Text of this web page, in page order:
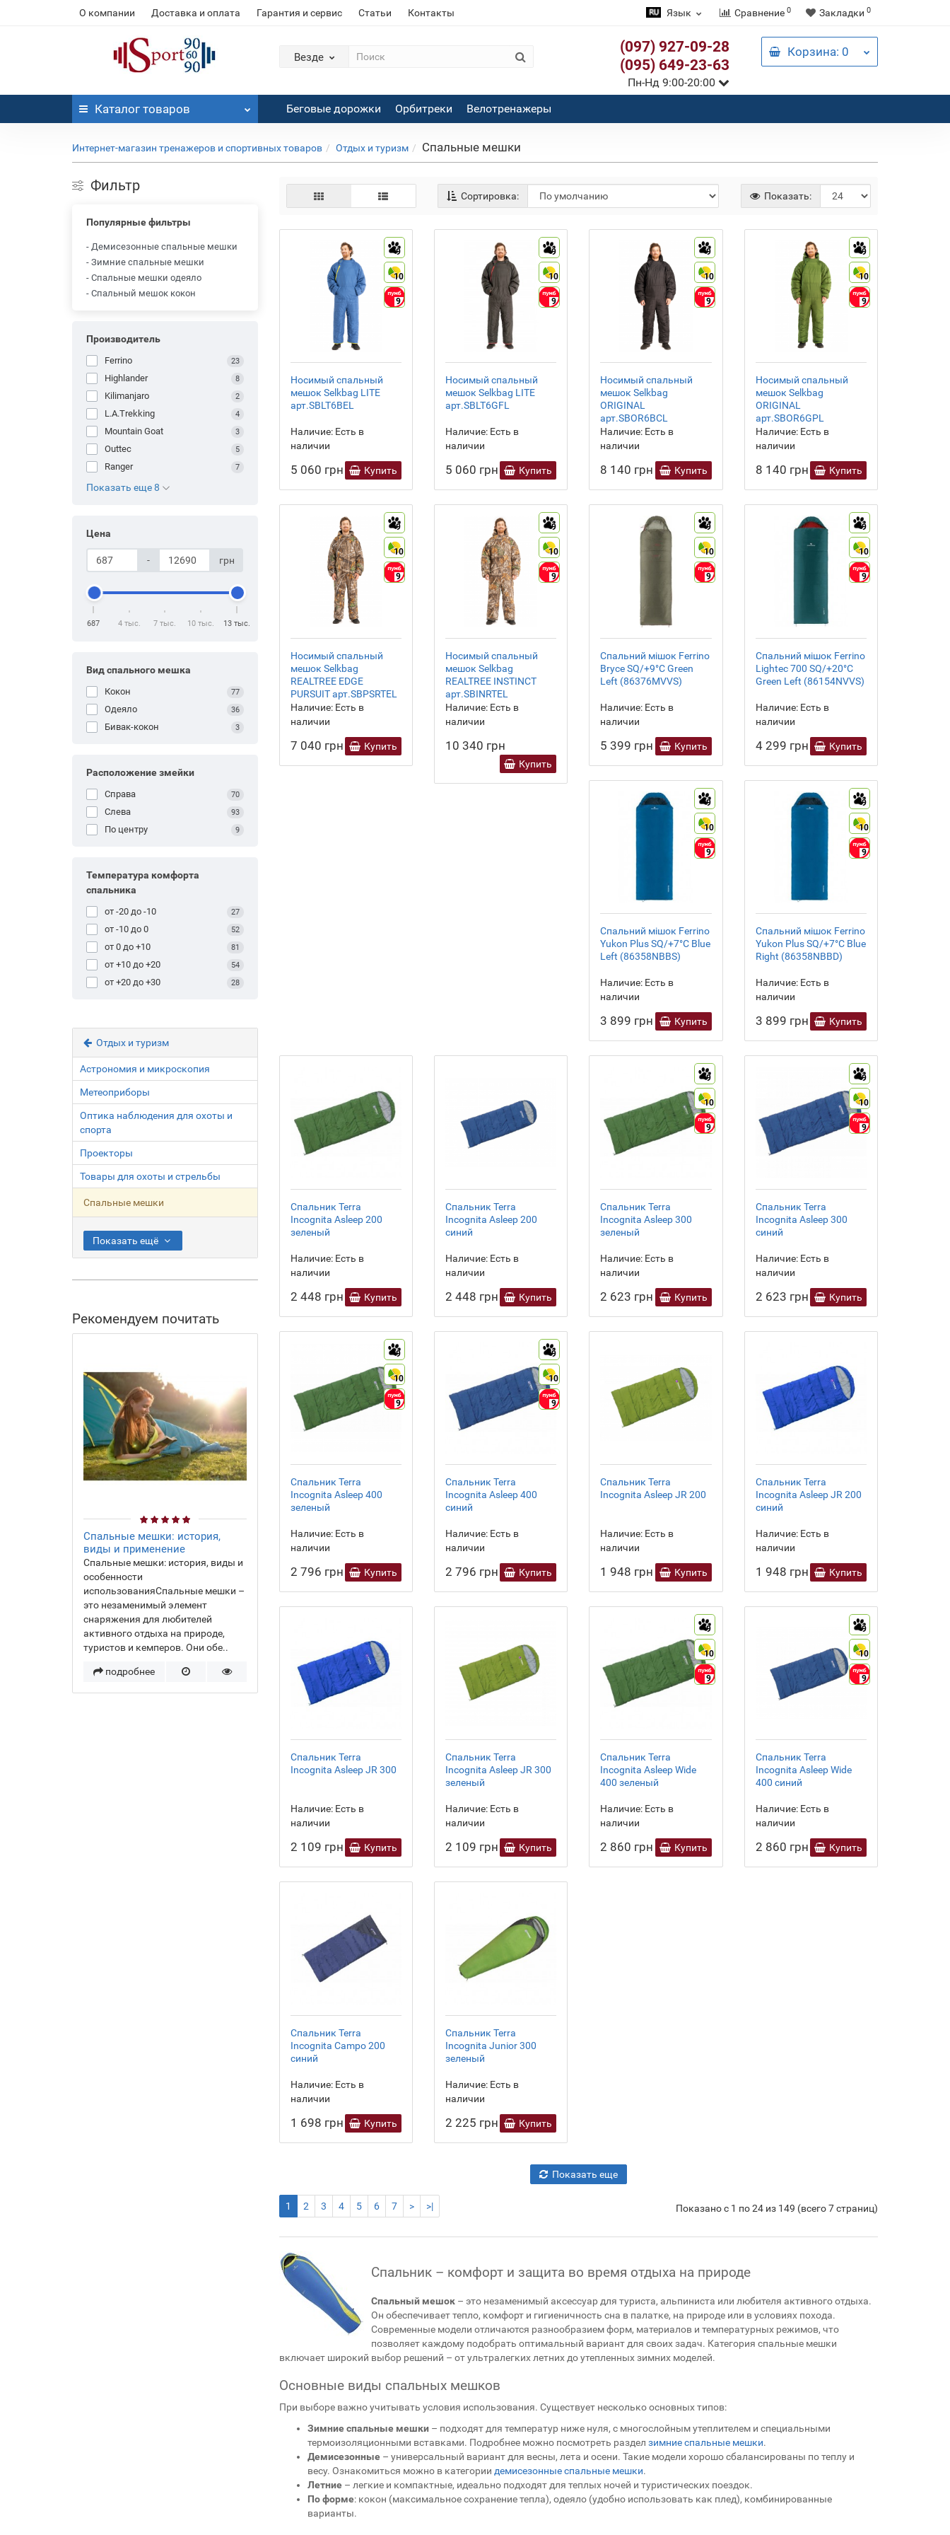
О компании Доставка и оплата Гарантия и сервис Статьи Контакты Язык Сравнение 0 Закладки 0
Везде
(097) 927-09-28
(095) 649-23-63
Пн-Нд 9:00-20:00
Корзина: 0
Каталог товаров Беговые дорожки Орбитреки Велотренажеры
Интернет-магазин тренажеров и спортивных товаров Отдых и туризм Спальные мешки
Фильтр
Популярные фильтры
- Демисезонные спальные мешки
- Зимние спальные мешки
- Спальные мешки одеяло
- Спальный мешок кокон
Производитель
Ferrino 23
Highlander 8
Kilimanjaro 2
L.A.Trekking 4
Mountain Goat 3
Outtec 5
Ranger 7
Показать еще 8
Цена
- грн
687 4 тыс. 7 тыс. 10 тыс. 13 тыс.
Вид спального мешка
Кокон 77
Одеяло 36
Бивак-кокон 3
Расположение змейки
Справа 70
Слева 93
По центру 9
Температура комфорта
спальника
от -20 до -10 27
от -10 до 0 52
от 0 до +10 81
от +10 до +20 54
от +20 до +30 28
Отдых и туризм
Астрономия и микроскопия
Метеоприборы
Оптика наблюдения для охоты и
спорта
Проекторы
Товары для охоты и стрельбы
Спальные мешки
Показать ещё
Рекомендуем почитать
Спальные мешки: история,
виды и применение
Спальные мешки: история, виды и
особенности
использованияСпальные мешки –
это незаменимый элемент
снаряжения для любителей
активного отдыха на природе,
туристов и кемперов. Они обе..
подробнее
Сортировка: Показать:
9
10
9
Носимый спальный
мешок Selkbag LITE
арт.SBLT6BEL
Наличие:Есть в
наличии
5 060 грн Купить
9
10
9
Носимый спальный
мешок Selkbag LITE
арт.SBLT6GFL
Наличие:Есть в
наличии
5 060 грн Купить
9
10
9
Носимый спальный
мешок Selkbag
ORIGINAL
арт.SBOR6BCL
Наличие: Есть в
наличии
8 140 грн Купить
9
10
9
Носимый спальный
мешок Selkbag
ORIGINAL
арт.SBOR6GPL
Наличие:Есть в
наличии
8 140 грн Купить
9
10
9
Носимый спальный
мешок Selkbag
REALTREE EDGE
PURSUIT арт.SBPSRTEL
Наличие:Есть в
наличии
7 040 грн Купить
9
10
9
Носимый спальный
мешок Selkbag
REALTREE INSTINCT
арт.SBINRTEL
Наличие:Есть в
наличии
10 340 грн
Купить
9
10
9
Спальний мішок Ferrino
Bryce SQ/+9°C Green
Left (86376MVVS)
Наличие: Есть в
наличии
5 399 грн Купить
9
10
9
Спальний мішок Ferrino
Lightec 700 SQ/+20°C
Green Left (86154NVVS)
Наличие:Есть в
наличии
4 299 грн Купить
9
10
9
Спальний мішок Ferrino
Yukon Plus SQ/+7°C Blue
Left (86358NBBS)
Наличие: Есть в
наличии
3 899 грн Купить
9
10
9
Спальний мішок Ferrino
Yukon Plus SQ/+7°C Blue
Right (86358NBBD)
Наличие:Есть в
наличии
3 899 грн Купить
Спальник Terra
Incognita Asleep 200
зеленый
Наличие:Есть в
наличии
2 448 грн Купить
Спальник Terra
Incognita Asleep 200
синий
Наличие:Есть в
наличии
2 448 грн Купить
9
10
9
Спальник Terra
Incognita Asleep 300
зеленый
Наличие: Есть в
наличии
2 623 грн Купить
9
10
9
Спальник Terra
Incognita Asleep 300
синий
Наличие:Есть в
наличии
2 623 грн Купить
9
10
9
Спальник Terra
Incognita Asleep 400
зеленый
Наличие:Есть в
наличии
2 796 грн Купить
9
10
9
Спальник Terra
Incognita Asleep 400
синий
Наличие:Есть в
наличии
2 796 грн Купить
Спальник Terra
Incognita Asleep JR 200
Наличие: Есть в
наличии
1 948 грн Купить
Спальник Terra
Incognita Asleep JR 200
синий
Наличие:Есть в
наличии
1 948 грн Купить
Спальник Terra
Incognita Asleep JR 300
Наличие:Есть в
наличии
2 109 грн Купить
Спальник Terra
Incognita Asleep JR 300
зеленый
Наличие:Есть в
наличии
2 109 грн Купить
9
10
9
Спальник Terra
Incognita Asleep Wide
400 зеленый
Наличие: Есть в
наличии
2 860 грн Купить
9
10
9
Спальник Terra
Incognita Asleep Wide
400 синий
Наличие:Есть в
наличии
2 860 грн Купить
Спальник Terra
Incognita Campo 200
синий
Наличие:Есть в
наличии
1 698 грн Купить
Спальник Terra
Incognita Junior 300
зеленый
Наличие:Есть в
наличии
2 225 грн Купить
Показать еще
1 2 3 4 5 6 7 > >| Показано с 1 по 24 из 149 (всего 7 страниц)
Спальник – комфорт и защита во время отдыха на природе
Спальный мешок– это незаменимый аксессуар для туриста, альпиниста или любителя активного отдыха.
Он обеспечивает тепло, комфорт и гигиеничность сна в палатке, на природе или в условиях похода.
Современные модели отличаются разнообразием форм, материалов и температурных режимов, что
позволяет каждому подобрать оптимальный вариант для своих задач. Категория спальные мешки
включает широкий выбор решений – от ультралегких летних до утепленных зимних моделей.
Основные виды спальных мешков
При выборе важно учитывать условия использования. Существует несколько основных типов:
Зимние спальные мешки– подходят для температур ниже нуля, с многослойным утеплителем и специальными
термоизоляционными вставками. Подробнее можно посмотреть раздел зимние спальные мешки.
Демисезонные– универсальный вариант для весны, лета и осени. Такие модели хорошо сбалансированы по теплу и
весу. Ознакомиться можно в категории демисезонные спальные мешки.
Летние– легкие и компактные, идеально подходят для теплых ночей и туристических поездок.
По форме: кокон (максимальное сохранение тепла), одеяло (удобно использовать как плед), комбинированные
варианты.